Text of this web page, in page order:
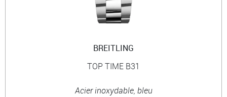
BREITLING
TOP TIME B31
Acier inoxydable, bleu